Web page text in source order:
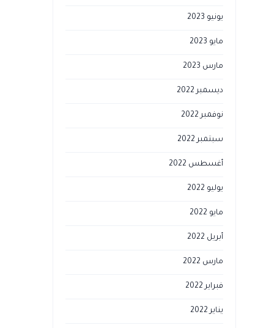
يونيو 2023
مايو 2023
مارس 2023
ديسمبر 2022
نوفمبر 2022
سبتمبر 2022
أغسطس 2022
يوليو 2022
مايو 2022
أبريل 2022
مارس 2022
فبراير 2022
يناير 2022